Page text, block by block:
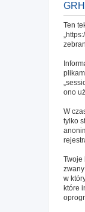
Ten
ono
W
tylko
Twoje
w
które